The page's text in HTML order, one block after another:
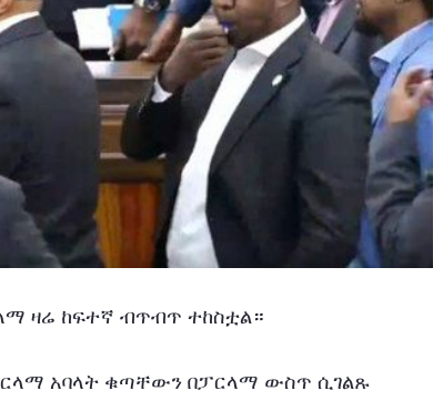
ዛሬ ከፍተኛ ብጥብጥ ተከስቷል።
አባላት ቁጣቸውን በፓርላማ ውስጥ ሲገልጹ